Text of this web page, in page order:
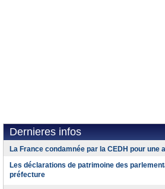
Dernieres infos
La France condamnée par la CEDH pour une
Les déclarations de patrimoine des
préfecture